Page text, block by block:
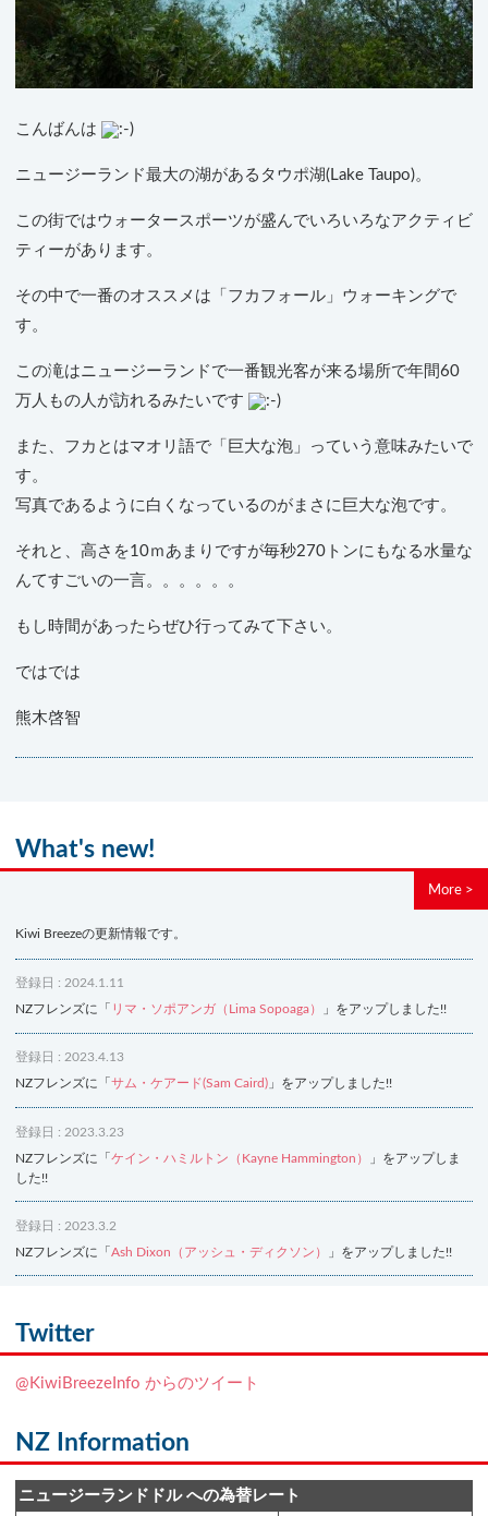
こんばんは
ニュージーランド最大の湖があるタウポ湖(Lake Taupo)。
この街ではウォータースポーツが盛んでいろいろなアクティビ
ティーがあります。
その中で一番のオススメは「フカフォール」ウォーキングで
す。
この滝はニュージーランドで一番観光客が来る場所で年間60
万人もの人が訪れるみたいです
また、フカとはマオリ語で「巨大な泡」っていう意味みたいで
す。
写真であるように白くなっているのがまさに巨大な泡です。
それと、高さを10ｍあまりですが毎秒270トンにもなる水量な
んてすごいの一言。。。。。。
もし時間があったらぜひ行ってみて下さい。
ではでは
熊木啓智
What's new!
More >
Kiwi Breezeの更新情報です。
登録日 : 2024.1.11
NZフレンズに「 リマ・ソポアンガ（Lima Sopoaga） 」をアップしました!!
登録日 : 2023.4.13
NZフレンズに「 サム・ケアード(Sam Caird) 」をアップしました!!
登録日 : 2023.3.23
NZフレンズに「 ケイン・ハミルトン（Kayne Hammington）
」をアップしま
した!!
登録日 : 2023.3.2
NZフレンズに「 Ash Dixon（アッシュ・ディクソン） 」をアップしました!!
NZフレンズに「
登録日 : 2019.4.10
登録日 : 2019.2.28
NZクッキングに「ニュージーランド産キウイの酢の物
Twitter
@KiwiBreezeInfo からのツイート
NZ Information
ニュージーランドドル への為替レート